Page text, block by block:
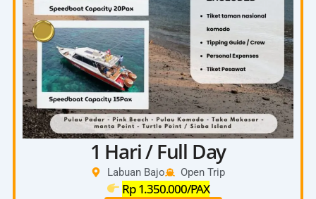
1 Hari / Full Day
Labuan Bajo Open Trip
Rp 1.350.000/PAX